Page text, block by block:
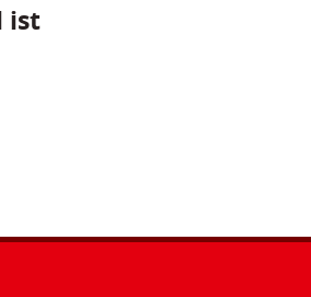
ist